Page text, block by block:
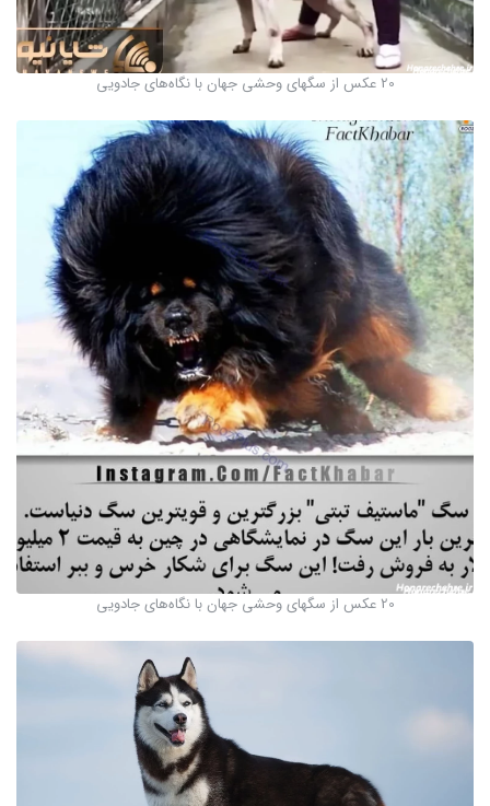
20 عکس از سگهای وحشی جهان با نگاه‌های جادویی
20 عکس از سگهای وحشی جهان با نگاه‌های جادویی